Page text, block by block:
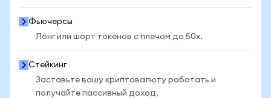
Фьючерсы
Лонг или шорт токенов с плечом до 50x.
Стейкинг
Заставьте вашу криптовалюту работать и
получайте пассивный доход.